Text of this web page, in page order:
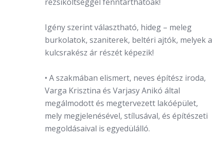
Igény szerint választható, hideg – meleg
burkolatok, szaniterek, beltéri ajtók, melyek a
kulcsrakész ár részét képezik!
• A szakmában elismert, neves építész iroda,
Varga Krisztina és Varjasy Anikó által
megálmodott és megtervezett lakóépület,
mely megjelenésével, stílusával, és építészeti
megoldásaival is egyedülálló.